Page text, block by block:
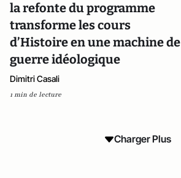
la refonte du programme
transforme les cours
d’Histoire en une machine de
guerre idéologique
Dimitri Casali
1 min de lecture
Charger Plus